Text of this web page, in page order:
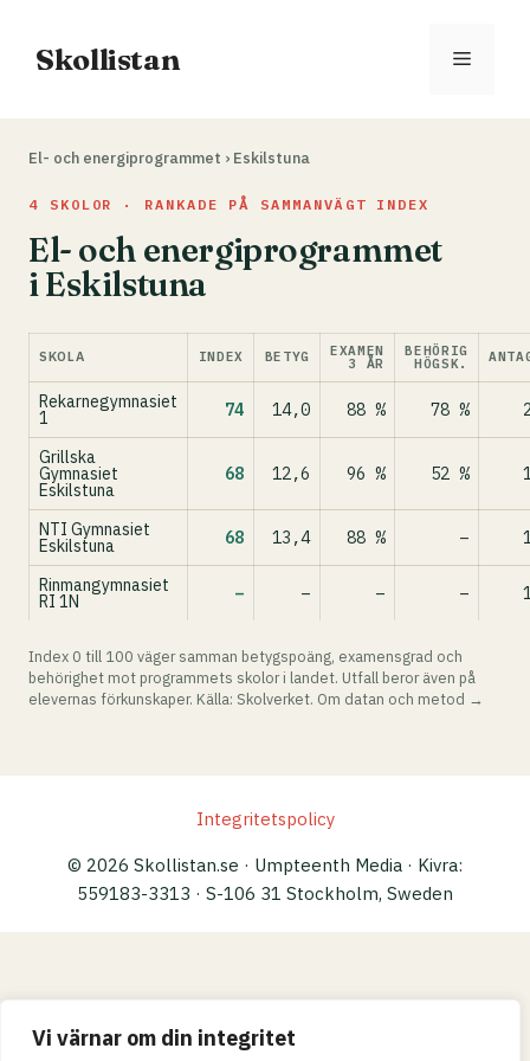
Vi värnar om din integritet
innehåll
Skollistan Meny
El- och energiprogrammet › Eskilstuna
4 SKOLOR · RANKADE PÅ SAMMANVÄGT INDEX
El- och energiprogrammet
i Eskilstuna
SKOLA INDEX BETYG EXAMEN
3 ÅR
BEHÖRIG
HÖGSK.
Rekarnegymnasiet
1 74 14,0 88 % 78 %
Grillska
Gymnasiet
Eskilstuna
68 12,6 96 % 52 %
NTI Gymnasiet
Eskilstuna 68 13,4 88 % –
Rinmangymnasiet
RI 1N – – – –
Index 0 till 100 väger samman betygspoäng, examensgrad och
behörighet mot programmets skolor i landet. Utfall beror även på
elevernas förkunskaper. Källa: Skolverket. Om datan och metod →
Integritetspolicy
© 2026 Skollistan.se · Umpteenth Media · Kivra:
559183-3313 · S-106 31 Stockholm, Sweden